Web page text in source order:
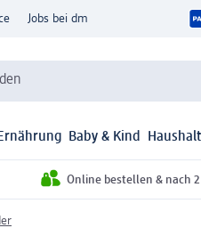
Jobs bei dm
Baby & Kind Haushalt
Online bestellen & nach